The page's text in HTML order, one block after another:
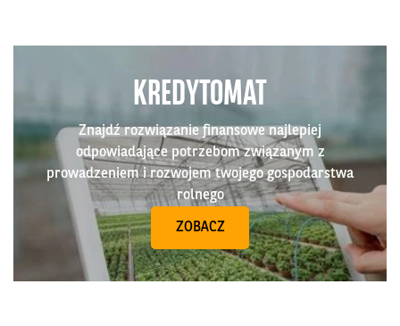
KREDYTOMAT
Znajdź rozwiązanie finansowe najlepiej
odpowiadające potrzebom związanym z
prowadzeniem i rozwojem twojego gospodarstwa
rolnego
ZOBACZ